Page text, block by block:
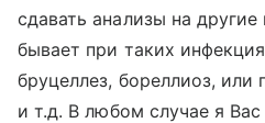
сдавать анализы на
бывает при таких
бруцеллез, бореллиоз, или
и т.д. В любом случае я